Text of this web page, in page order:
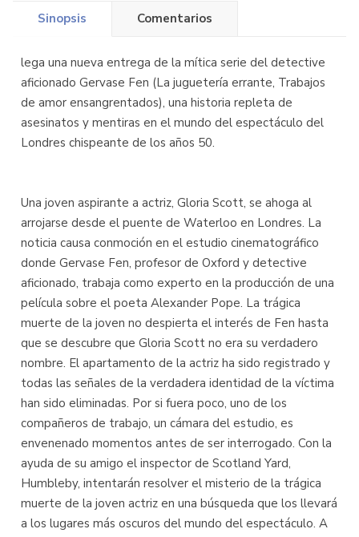
Sinopsis Comentarios
lega una nueva entrega de la mítica serie del detective
aficionado Gervase Fen (La juguetería errante, Trabajos
de amor ensangrentados), una historia repleta de
asesinatos y mentiras en el mundo del espectáculo del
Londres chispeante de los años 50.
Una joven aspirante a actriz, Gloria Scott, se ahoga al
arrojarse desde el puente de Waterloo en Londres. La
noticia causa conmoción en el estudio cinematográfico
donde Gervase Fen, profesor de Oxford y detective
aficionado, trabaja como experto en la producción de una
película sobre el poeta Alexander Pope. La trágica
muerte de la joven no despierta el interés de Fen hasta
que se descubre que Gloria Scott no era su verdadero
nombre. El apartamento de la actriz ha sido registrado y
todas las señales de la verdadera identidad de la víctima
han sido eliminadas. Por si fuera poco, uno de los
compañeros de trabajo, un cámara del estudio, es
envenenado momentos antes de ser interrogado. Con la
ayuda de su amigo el inspector de Scotland Yard,
Humbleby, intentarán resolver el misterio de la trágica
muerte de la joven actriz en una búsqueda que los llevará
a los lugares más oscuros del mundo del espectáculo. A